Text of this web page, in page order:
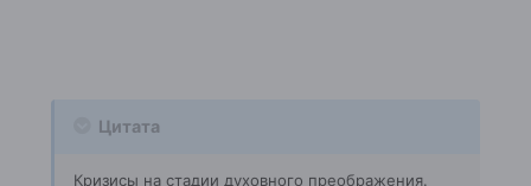
Цитата
Кризисы на стадии духовного преображения.